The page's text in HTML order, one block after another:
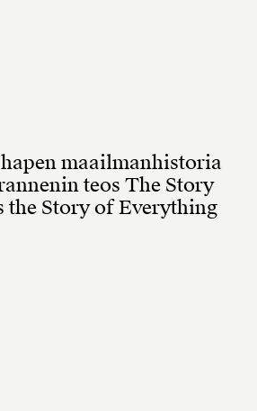
maailmanhistoria
teos The Story
the Story of Everything